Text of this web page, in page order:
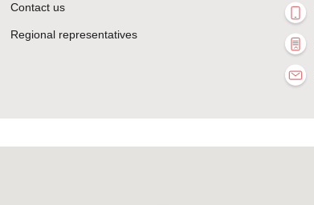
Contact us
Regional representatives